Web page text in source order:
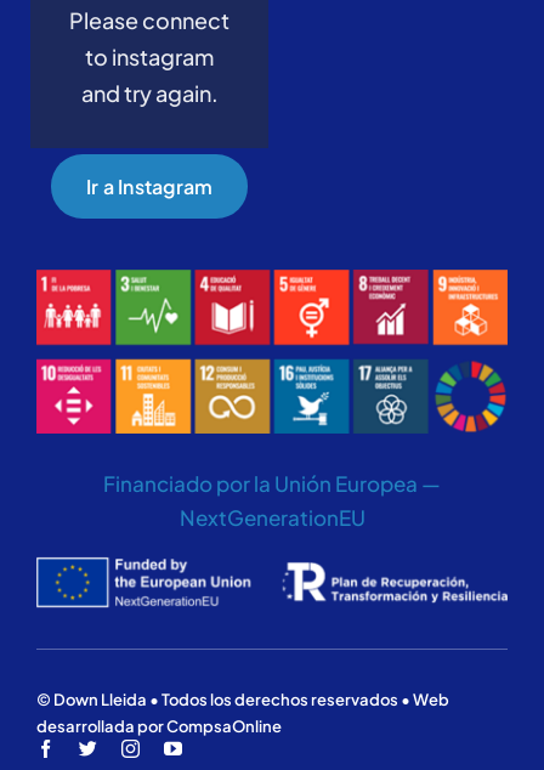
Please connect
to instagram
and try again.
Ir a Instagram
Financiado por la Unión Europea —
NextGenerationEU
© Down Lleida • Todos los derechos reservados • Web
desarrollada por CompsaOnline